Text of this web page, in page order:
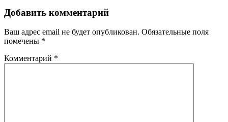
Добавить комментарий
Ваш адрес email не будет опубликован. Обязательные поля
помечены *
Комментарий *